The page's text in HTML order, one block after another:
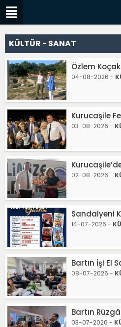
KÜLTÜR - SANAT
Özlem
04-08-2026 -
Kurucaşile
03-08-2026 -
02-08-2026 -
Sandalyeni
14-07-2026 -
Bartın İşi El
08-07-2026 -
Bartın
03-07-2026 -